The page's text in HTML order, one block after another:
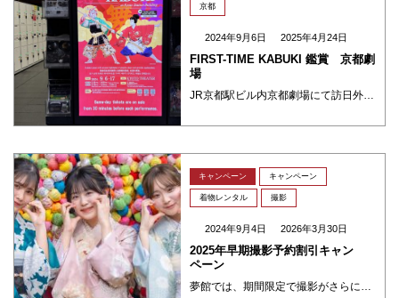
京都
2024年9月6日 2025年4月24日
FIRST-TIME KABUKI 鑑賞 京都劇
場
キャンペーン キャンペーン
着物レンタル 撮影
2024年9月4日 2026年3月30日
2025年早期撮影予約割引キャン
ペーン